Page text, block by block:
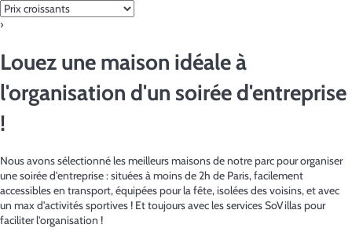
›
Louez une maison idéale à
l'organisation d'un soirée d'entreprise
!
Nous avons sélectionné les meilleurs maisons de notre parc pour organiser
une soirée d'entreprise : situées à moins de 2h de Paris, facilement
accessibles en transport, équipées pour la fête, isolées des voisins, et avec
un max d'activités sportives ! Et toujours avec les services SoVillas pour
faciliter l'organisation !